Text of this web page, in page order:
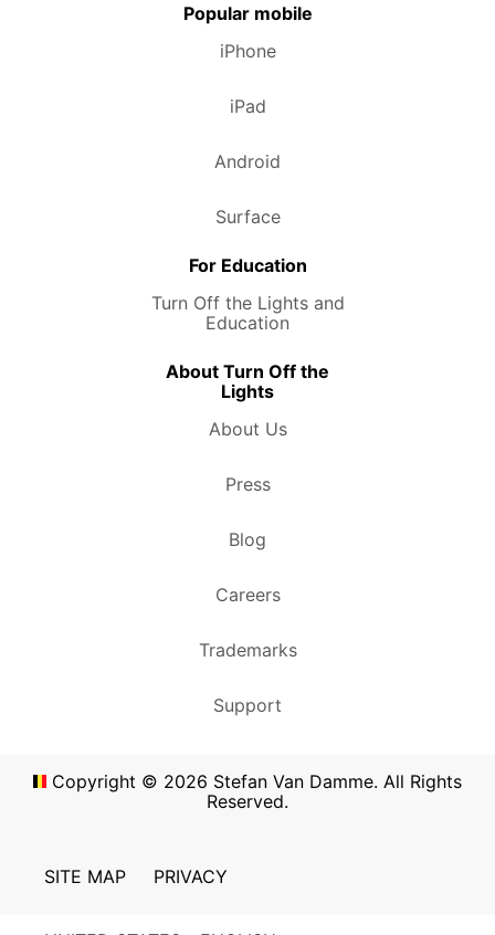
Popular mobile
iPhone
iPad
Android
Surface
For Education
Turn Off the Lights and
Education
About Turn Off the
Lights
About Us
Press
Blog
Careers
Trademarks
Support
Copyright © 2026 Stefan Van Damme. All Rights
Reserved.
SITE MAP PRIVACY